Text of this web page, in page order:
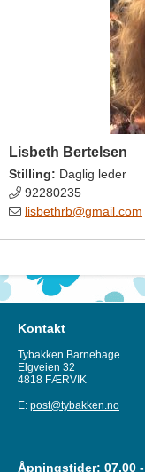
Lisbeth Bertelsen
Stilling: Daglig leder
92280235
lisbethrb@gmail.com
Kontakt
Tybakken Barnehage
Elgveien 32
4818
E: post@tybakken.no
Åpningstider: 07.00 -